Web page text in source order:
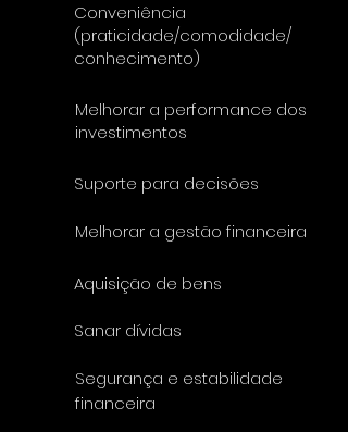
Conveniência
(praticidade/comodidade/
conhecimento)
Melhorar a performance dos
investimentos
Suporte para decisões
Melhorar a gestão financeira
Aquisição de bens
Sanar dívidas
Segurança e estabilidade
financeira